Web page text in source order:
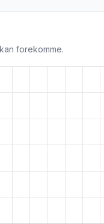
forekomme.